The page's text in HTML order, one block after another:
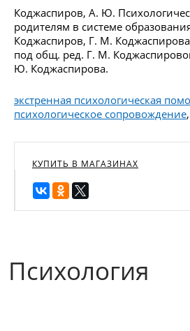
Коджаспиров, А. Ю.
родителям в системе
Коджаспиров, Г. М.
под общ. ред. Г. М.
Ю. Коджаспирова.
экстренная психологическая
психологическое сопровождение,
КУПИТЬ В МАГАЗИНАХ
Психология